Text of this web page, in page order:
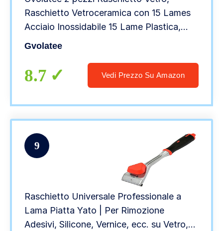
Raschietto Vetroceramica con 15 Lames
Acciaio Inossidabile 15 Lame Plastica,
Raschietto per Piani Cottura in
Decalcomanie, Adesivi
Gvolatee
8.7 Vedi Prezzo Su Amazon
9
Raschietto Universale Professionale a
Lama Piatta Yato | Per Rimozione
Adesivi, Silicone, Vernice, ecc. su Vetro,